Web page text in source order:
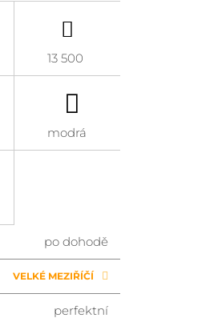
13 500
modrá
po dohodě
VELKÉ MEZIŘÍČÍ
perfektní